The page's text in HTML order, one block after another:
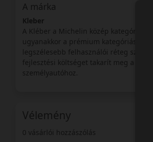
A márka
Kleber
A Kléber a Michelin közép kategóriájú
ugyanakkor a prémium kategóriás
legszélesebb felhasználói réteg
fejlesztési költséget takarít meg a
személyautóhoz.
Vélemény
0 vásárlói hozzászólás